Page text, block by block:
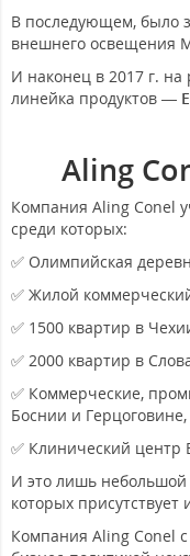
В последующем, было
внешнего освещения
И наконец в 2017 г.
линейка продуктов —
Aling
Компания Aling Conel
среди которых:
✅ Олимпийская
✅ Жилой
✅ 1500 квартир в
✅ 2000 квартир в
✅ Коммерческие,
Боснии и
✅ Клинический центр
И это лишь небольшой
которых присутствует
Компания Aling Conel